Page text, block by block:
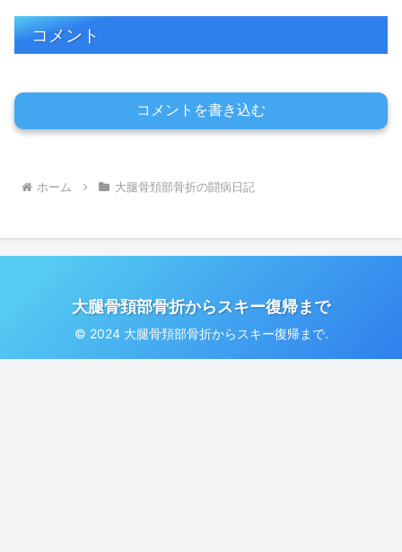
コメント
コメントを書き込む
ホーム 大腿骨頚部骨折の闘病日記
大腿骨頚部骨折からスキー復帰まで
© 2024 大腿骨頚部骨折からスキー復帰まで.